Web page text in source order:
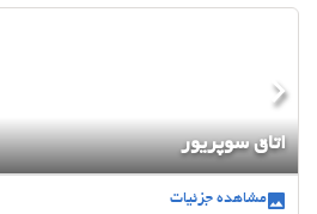
اتاق سوپریور
مشاهده جزئیات